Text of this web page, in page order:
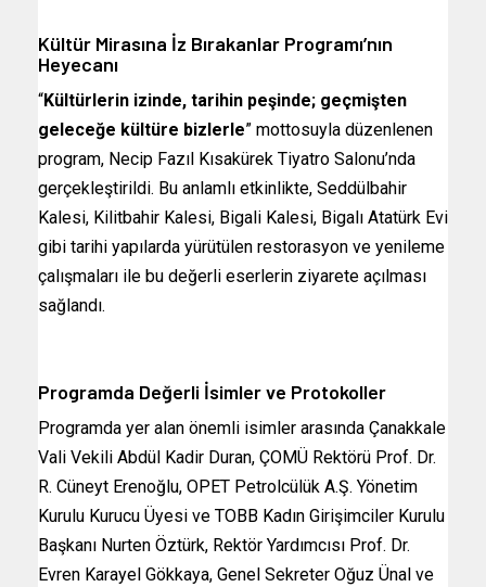
Kültür Mirasına İz Bırakanlar Programı’nın
Heyecanı
“Kültürlerin izinde, tarihin peşinde; geçmişten
geleceğe kültüre bizlerle” mottosuyla düzenlenen
program, Necip Fazıl Kısakürek Tiyatro Salonu’nda
gerçekleştirildi. Bu anlamlı etkinlikte, Seddülbahir
Kalesi, Kilitbahir Kalesi, Bigali Kalesi, Bigalı Atatürk Evi
gibi tarihi yapılarda yürütülen restorasyon ve yenileme
çalışmaları ile bu değerli eserlerin ziyarete açılması
sağlandı.
Programda Değerli İsimler ve Protokoller
Programda yer alan önemli isimler arasında Çanakkale
Vali Vekili Abdül Kadir Duran, ÇOMÜ Rektörü Prof. Dr.
R. Cüneyt Erenoğlu, OPET Petrolcülük A.Ş. Yönetim
Kurulu Kurucu Üyesi ve TOBB Kadın Girişimciler Kurulu
Başkanı Nurten Öztürk, Rektör Yardımcısı Prof. Dr.
Evren Karayel Gökkaya, Genel Sekreter Oğuz Ünal ve